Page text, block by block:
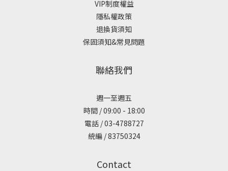
VIP制度權益
隱私權政策
退換貨須知
保固須知&常見問題
聯絡我們
週一至週五
時間 / 09:00 - 18:00
電話 / 03-4788727
統編 / 83750324
Contact